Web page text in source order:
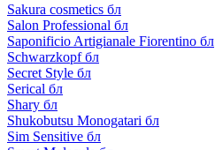
Sakura cosmetics бл
Salon Professional бл
Saponificio Artigianale Fiorentino бл
Schwarzkopf бл
Secret Style бл
Serical бл
Shary бл
Shukobutsu Monogatari бл
Sim Sensitive бл